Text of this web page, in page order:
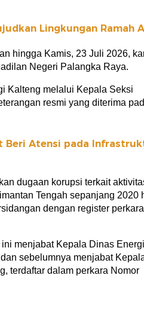
Lingkungan Ramah
hingga Kamis, 23 Juli 2026,
Negeri Palangka Raya.
Kalteng melalui Kepala Seksi
resmi yang diterima
Beri Atensi pada
dugaan korupsi terkait
Tengah sepanjang 2020
dengan register
menjabat Kepala Dinas
sebelumnya menjabat
terdaftar dalam perkara Nomor